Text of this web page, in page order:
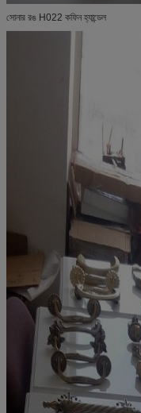
সোনার রঙ H022 কফিন হ্যান্ডেল